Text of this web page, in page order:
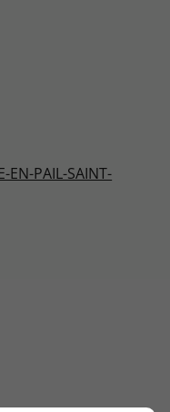
EN-PAIL-SAINT-